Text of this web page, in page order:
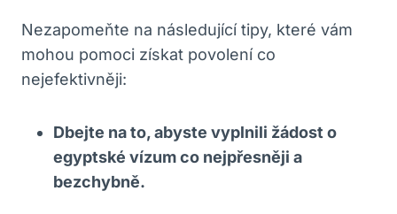
Nezapomeňte na následující tipy, které vám
mohou pomoci získat povolení co
nejefektivněji:
Dbejte na to, abyste vyplnili žádost o
egyptské vízum co nejpřesněji a
bezchybně.